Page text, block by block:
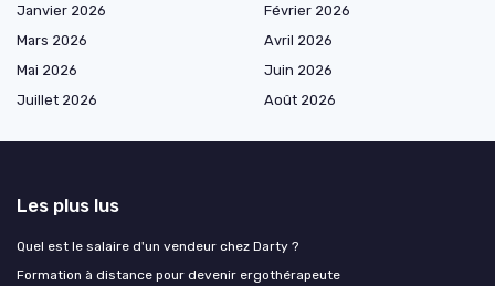
Janvier 2026
Février 2026
Mars 2026
Avril 2026
Mai 2026
Juin 2026
Juillet 2026
Août 2026
Les plus lus
Quel est le salaire d'un vendeur chez Darty ?
Formation à distance pour devenir ergothérapeute